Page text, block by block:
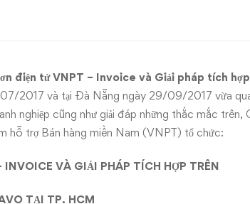
điện tử VNPT – Invoice và Giải pháp tích
2017 và tại Đà Nẵng ngày 29/09/2017 vừa
nghiệp cũng như giải đáp những thắc mắc trên,
hỗ trợ Bán hàng miền Nam (VNPT) tổ chức:
VÀ GIẢI PHÁP TÍCH HỢP TRÊN
TẠI TP. HCM